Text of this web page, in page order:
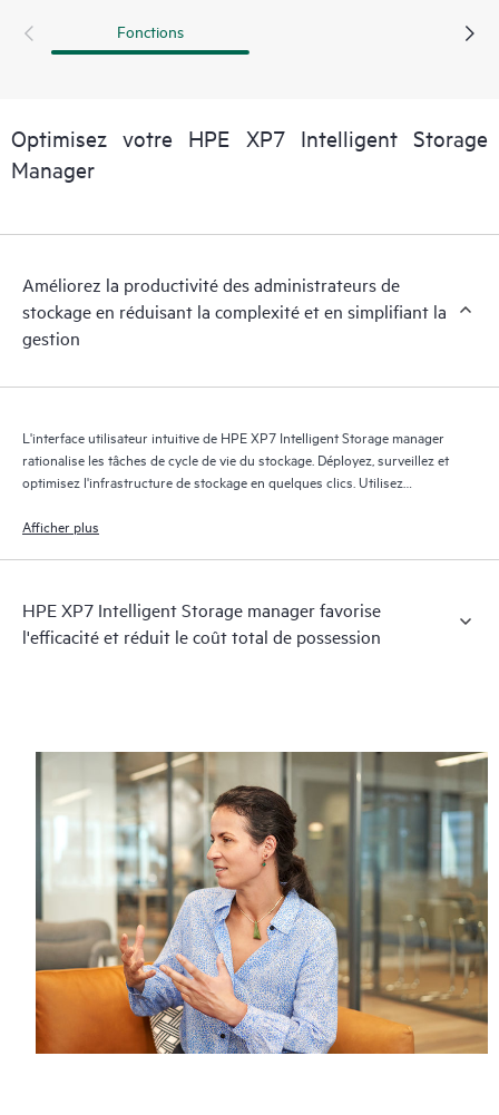
de parité, des pools et des volumes, puis définissez des
stockage, ce qui permet de consacrer davantage de temps
aux initiatives stratégiques générant des revenus.
Fonctions
Optimisez votre HPE XP7 Intelligent Storage
Manager
Améliorez la productivité des administrateurs de
stockage en réduisant la complexité et en simplifiant la
gestion
L'interface utilisateur intuitive de HPE XP7 Intelligent Storage manager
rationalise les tâches de cycle de vie du stockage. Déployez, surveillez et
optimisez l'infrastructure de stockage en quelques clics. Utilisez
le mettre en place correctement dès la première fois.
Afficher plus
HPE XP7 Intelligent Storage manager favorise
l'efficacité et réduit le coût total de possession